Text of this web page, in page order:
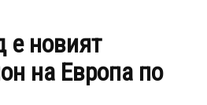
е новият
на Европа по